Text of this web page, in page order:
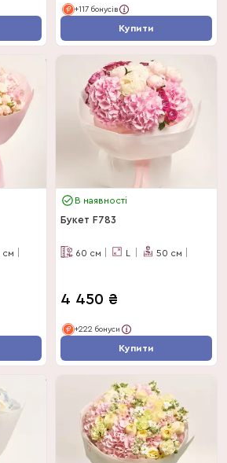
+117 бонусів
Купити
см
В наявності
Букет F783
60 см L 50 см
4 450 ₴
+222 бонуси
Купити